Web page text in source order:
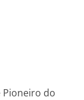
Pioneiro do